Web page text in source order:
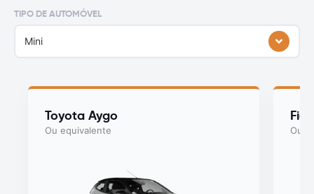
TIPO DE AUTOMÓVEL
Mini
Toyota Aygo
Ou equivalente Ou